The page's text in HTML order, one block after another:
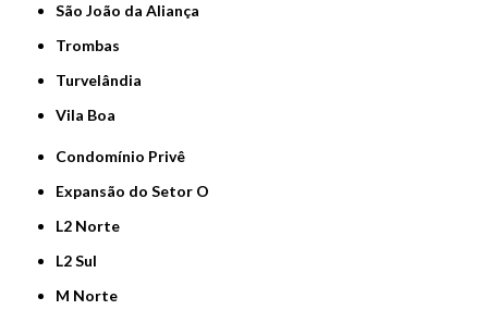
São João da Aliança
Trombas
Turvelândia
Vila Boa
Condomínio Privê
Expansão do Setor O
L2 Norte
L2 Sul
M Norte